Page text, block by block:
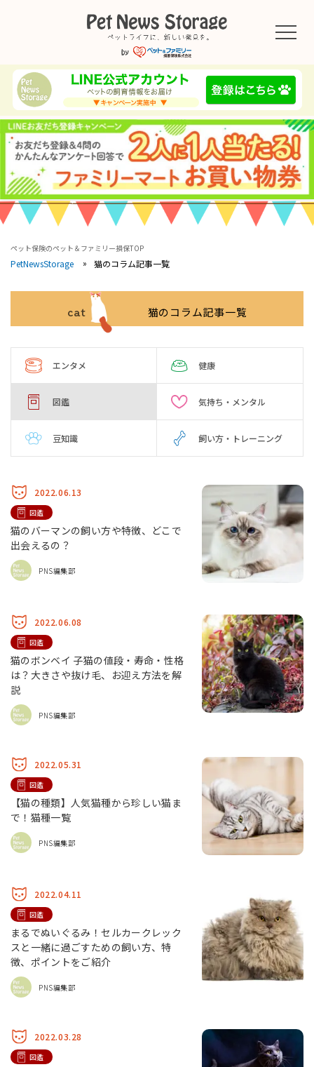
ペット保険のペット＆ファミリー損保TOP
PetNewsStorage 猫のコラム記事一覧
cat 猫のコラム記事一覧
エンタメ 健康
図鑑 気持ち・メンタル
豆知識 飼い方・トレーニング
2022.06.13
図鑑
猫のバーマンの飼い方や特徴、どこで
出会えるの？
PNS編集部
2022.06.08
図鑑
猫のボンベイ 子猫の値段・寿命・性格
は？大きさや抜け毛、お迎え方法を解
説
PNS編集部
2022.05.31
図鑑
【猫の種類】人気猫種から珍しい猫ま
で！猫種一覧
PNS編集部
2022.04.11
図鑑
まるでぬいぐるみ！セルカークレック
スと一緒に過ごすための飼い方、特
徴、ポイントをご紹介
PNS編集部
2022.03.28
図鑑